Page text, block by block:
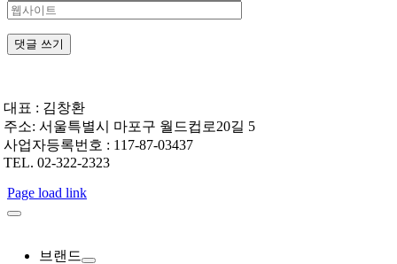
대표 : 김창환
주소: 서울특별시 마포구 월드컵로20길 5
사업자등록번호 : 117-87-03437
TEL. 02-322-2323
Page load link
브랜드